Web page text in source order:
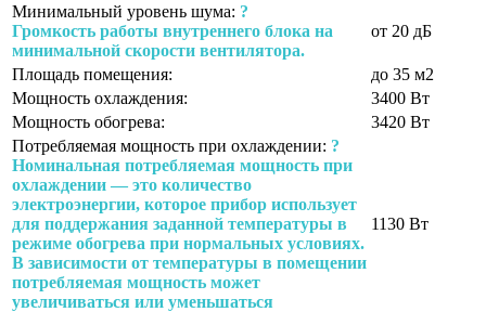
Минимальный уровень шума: ?
Громкость работы внутреннего блока на
минимальной скорости вентилятора.
от 20 дБ
Площадь помещения:
до 35 м2
Мощность охлаждения:
3400 Вт
Мощность обогрева:
3420 Вт
Потребляемая мощность при охлаждении: ?
Номинальная потребляемая мощность при
охлаждении — это количество
электроэнергии, которое прибор использует
для поддержания заданной температуры в
режиме обогрева при нормальных условиях.
В зависимости от температуры в помещении
потребляемая мощность может
увеличиваться или уменьшаться
1130 Вт